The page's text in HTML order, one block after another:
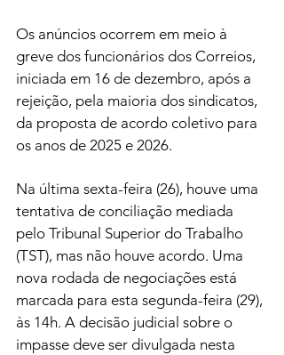
Os anúncios ocorrem em meio à
greve dos funcionários dos Correios,
iniciada em 16 de dezembro, após a
rejeição, pela maioria dos sindicatos,
da proposta de acordo coletivo para
os anos de 2025 e 2026.
Na última sexta-feira (26), houve uma
tentativa de conciliação mediada
pelo Tribunal Superior do Trabalho
(TST), mas não houve acordo. Uma
nova rodada de negociações está
marcada para esta segunda-feira (29),
às 14h. A decisão judicial sobre o
impasse deve ser divulgada nesta